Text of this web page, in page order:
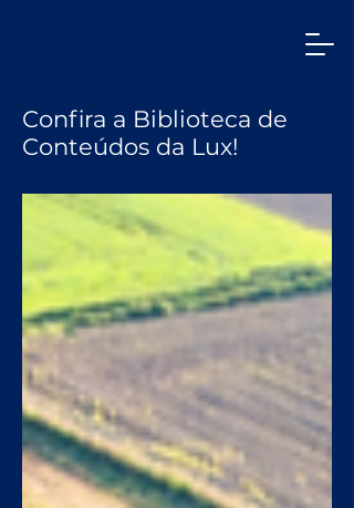
Confira a Biblioteca de
Conteúdos da Lux!